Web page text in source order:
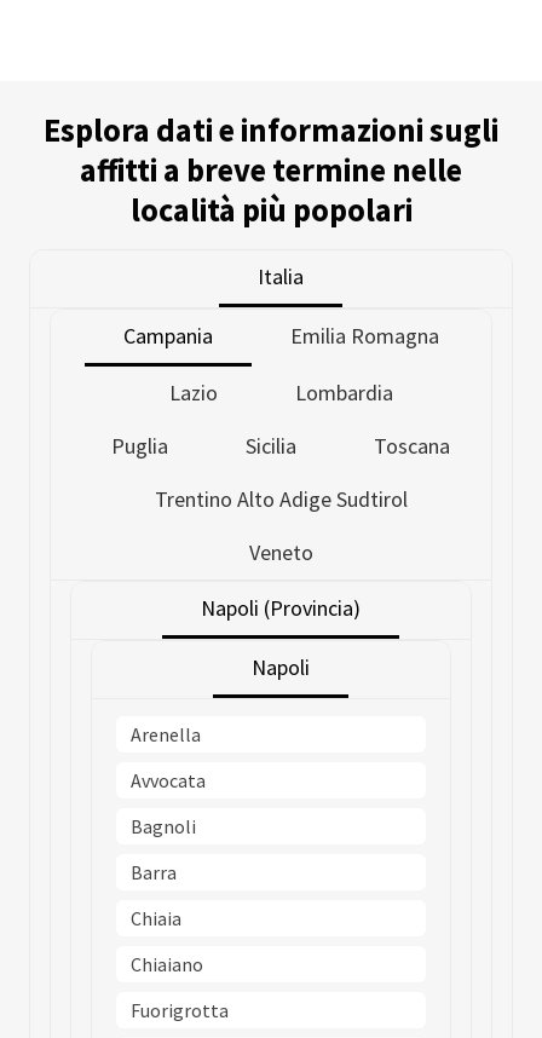
Esplora dati e informazioni sugli
affitti a breve termine nelle
località più popolari
Italia
Campania Emilia Romagna
Lazio
Lombardia
Puglia
Sicilia
Toscana
Trentino Alto Adige Sudtirol
Veneto
Napoli (Provincia)
Napoli
Arenella
Avvocata
Bagnoli
Barra
Chiaia
Chiaiano
Fuorigrotta